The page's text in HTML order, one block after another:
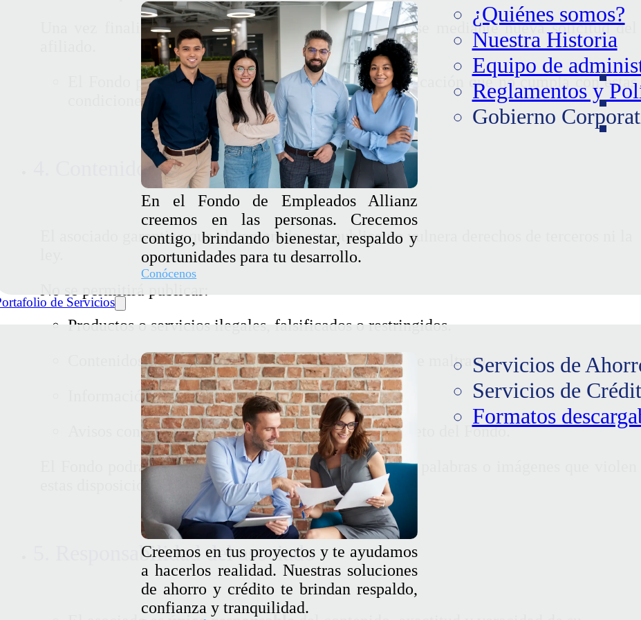
En el Fondo de Empleados Allianz
creemos en las personas. Crecemos
contigo, brindando bienestar, respaldo y
oportunidades para tu desarrollo.
Conócenos
¿Quiénes somos?
Nuestra Historia
Equipo de
Reglamentos y
Gobierno
de Servicios
Creemos en tus proyectos y te ayudamos
a hacerlos realidad. Nuestras soluciones
de ahorro y crédito te brindan respaldo,
confianza y tranquilidad.
Servicios de
Servicios de
Formatos
Una vez finalizado el periodo, el aviso podrá renovarse mediante nueva solicitud del
El Fondo podrá eliminar o rechazar cualquier publicación que no cumpla con estas
condiciones.
4. Contenido permitido y prohibido
El asociado garantiza que el contenido que publica no vulnera derechos de terceros ni la
Productos o servicios ilegales, falsificados o restringidos.
Contenidos sexuales, violentos, discriminatorios o de maltrato.
Información falsa o engañosa.
Avisos con fines políticos, religiosos o ajenos al objeto del Fondo.
El Fondo podrá eliminar en cualquier momento textos, palabras o imágenes que violen
5. Responsabilidad del asociado